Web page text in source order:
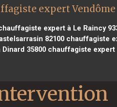
expert Vendôme
expert à Le Raincy
82100 chauffagiste
35800chauffagiste expert